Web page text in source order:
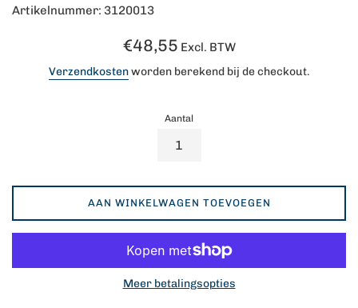
Artikelnummer: 3120013
Normale
€48,55 Excl. BTW
Verzendkostenworden berekend bij de checkout.
Aantal
AAN WINKELWAGEN TOEVOEGEN
Meer betalingsopties